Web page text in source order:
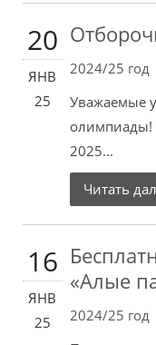
20
ЯНВ
25
2024/25 год
Уважаемые
олимпиады!
2025...
Читать
16
ЯНВ
25
«Алые
2024/25 год